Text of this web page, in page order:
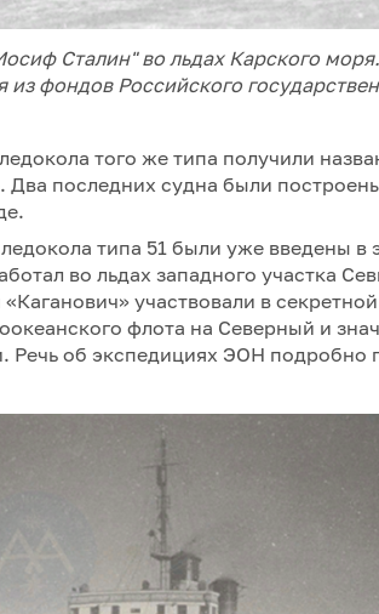
Сталин" во льдах Карского
из фондов Российского
того же типа получили
Два последних судна были
типа 51 были уже введены в
во льдах западного участка
участвовали в
флота на Северный и
Речь об экспедициях ЭОН подробно